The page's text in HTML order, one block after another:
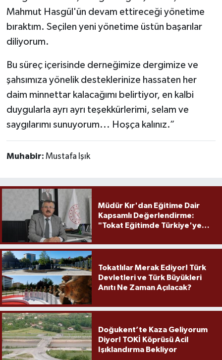
Mahmut Hasgül'ün devam ettireceği yönetime
bıraktım. Seçilen yeni yönetime üstün başarılar
diliyorum.
Bu süreç içerisinde derneğimize dergimize ve
şahsımıza yönelik desteklerinize hassaten her
daim minnettar kalacağımı belirtiyor, en kalbi
duygularla ayrı ayrı teşekkürlerimi, selam ve
saygılarımı sunuyorum... Hoşça kalınız.”
Muhabir: Mustafa Işık
Müdür Kır'dan Eğitime Dair
Kapsamlı Değerlendirme:
"Tokat Eğitimde Türkiye'ye
Tokatlılar Merak Ediyor! Türk
Devletleri ve Türk Büyükleri
Anıtı Ne Zaman Açılacak?
Doğukent’te Kaza Geliyorum
Diyor! TOKİ Köprüsü Acil
Işıklandırma Bekliyor